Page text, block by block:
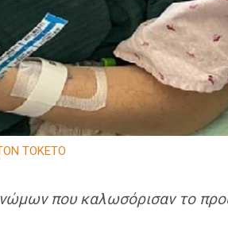
ΤΟΚΕΤΟ
που καλωσόρισαν το